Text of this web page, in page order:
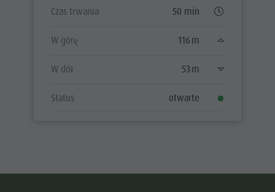
Czas trwania 50 min
W górę 116 m
W dół 53 m
Status otwarte